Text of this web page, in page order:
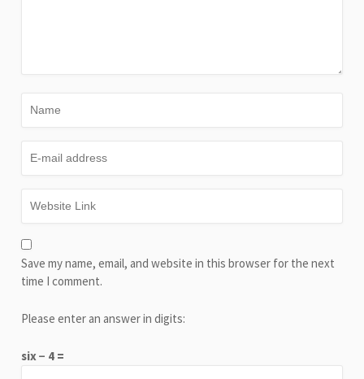
Save my name, email, and website in this browser for the next
time I comment.
Please enter an answer in digits:
six − 4 =